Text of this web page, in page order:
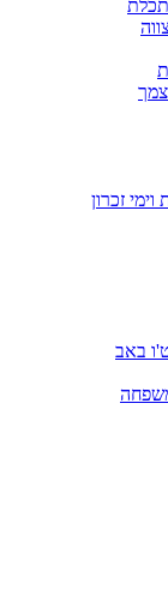
זכרון
באב